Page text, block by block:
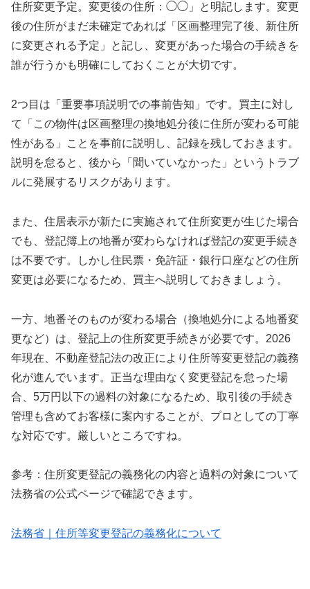
住所変更予定。変更後の住所：◯◯」と明記します。変更
後の住所がまだ未確定であれば「区画整理完了後、新住所
に変更される予定」と記し、変更があった場合の手続きを
誰が行うかも明確にしておくことが大切です。
2つ目は「重要事項説明での事前告知」です。買主に対し
て「この物件は区画整理の換地処分後に住所が変わる可能
性がある」ことを事前に説明し、記録を残しておきます。
説明を怠ると、後から「聞いていなかった」というトラブ
ルに発展するリスクがあります。
また、住居表示が新たに実施されて住所変更が生じた場合
でも、登記簿上の地番が変わらなければ登記の変更手続き
は不要です。しかし住民票・免許証・銀行口座などの住所
変更は必要になるため、買主へ説明しておきましょう。
一方、地番そのものが変わる場合（換地処分による地番変
更など）は、登記上の住所変更手続きが必要です。2026
年現在、不動産登記法の改正により住所等変更登記の義務
化が進んでいます。正当な理由なく変更登記を怠った場
合、5万円以下の過料の対象になるため、取引後の手続き
管理も含めてお客様に案内することが、プロとしての丁寧
な対応です。厳しいところですね。
参考：住所変更登記の義務化の内容と過料の対象について
法務省の公式ページで確認できます。
法務省｜住所等変更登記の義務化について